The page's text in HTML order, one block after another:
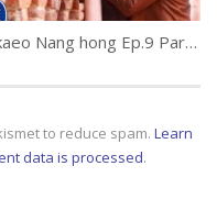
Pi kaeo Nang hong Ep.9 Part 1
to reduce spam. Learn
data is processed.